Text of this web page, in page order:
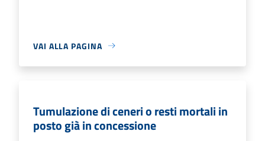
VAI ALLA PAGINA
Tumulazione di ceneri o resti mortali in
posto già in concessione